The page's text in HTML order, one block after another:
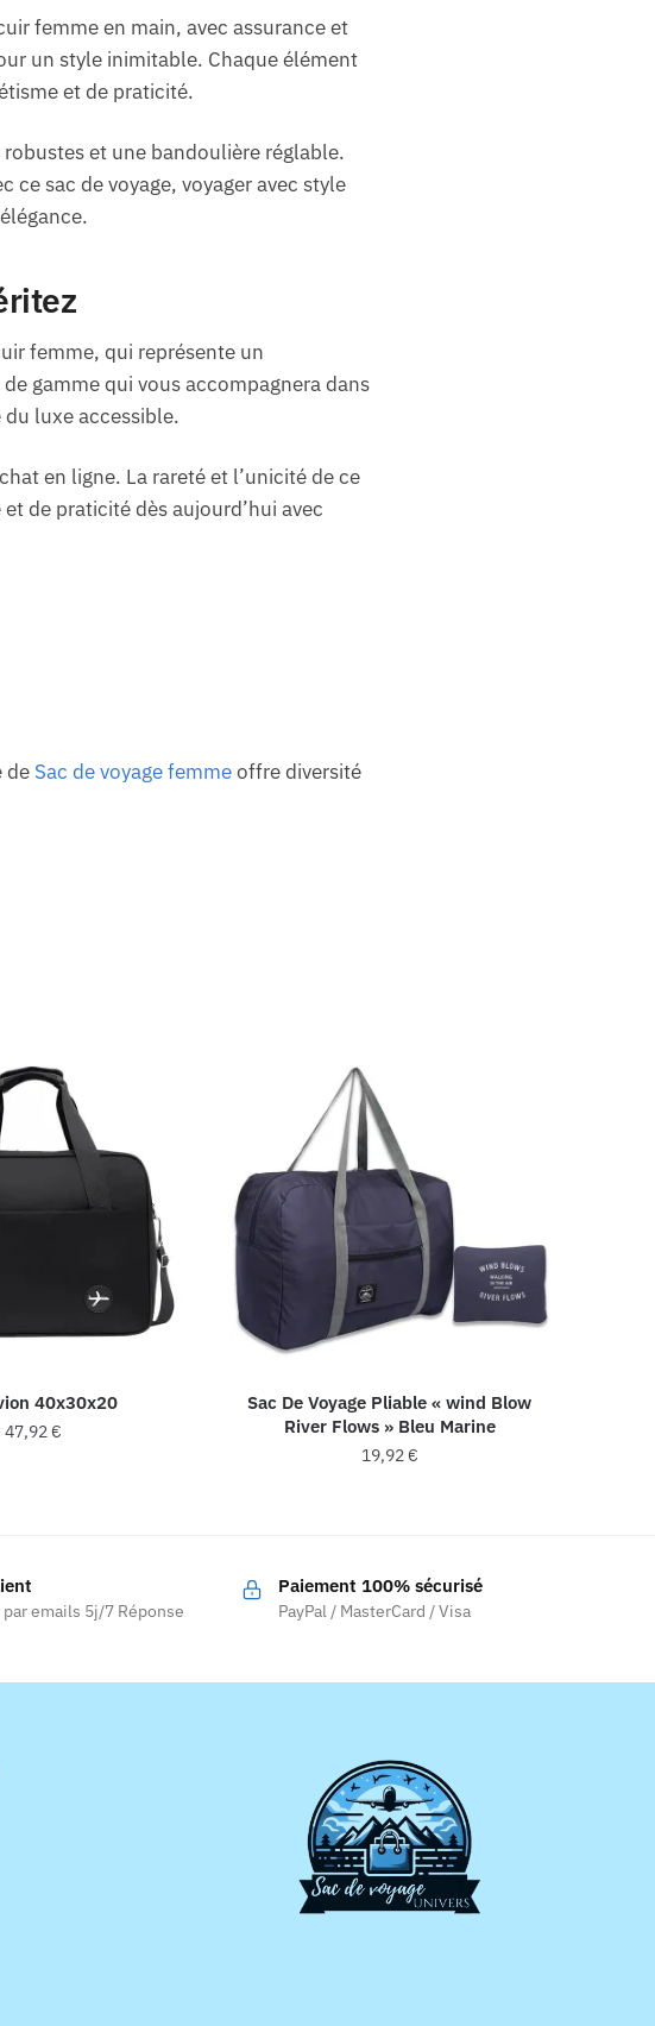
femme en main, avec assurance et
un style inimitable. Chaque élément
et de praticité.
et une bandoulière réglable.
sac de voyage, voyager avec style
femme, qui représente un
gamme qui vous accompagnera dans
du luxe accessible.
en ligne. La rareté et l’unicité de ce
de praticité dès aujourd’hui avec
de Sac de voyage femmeoffre diversité
40x30x20
47,92€
Les
peuvent
Sac De Voyage Pliable « wind Blow
River Flows » Bleu Marine
19,92€
emails 5j/7 Réponse
Paiement 100% sécurisé
PayPal / MasterCard / Visa